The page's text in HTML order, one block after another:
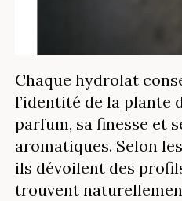
Chaque hydrolat
l’identité de la plante
parfum, sa finesse et
aromatiques. Selon
ils dévoilent des
trouvent